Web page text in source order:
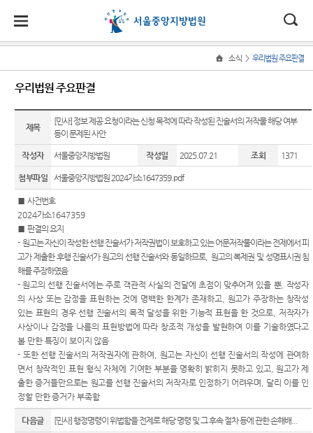
법원
소개
법원장
인사말
연혁
조직 및
전화번
호
재판개
정 및 법
정안내
관할구
역
등기국/
소
청사안
내
찾아오
시는 길
소식
새소식
우리법
원 주요
판결
법원 게
시판
사이버
홍보관
E-mail
Club
특검 관
련 재판
영상
민원
민원안
내
법률상
담안내
자주묻
는질문
유관기
관안내
장애인·
외국인
등 지원
을
위한 우
선지원
센터
(종합민
원지원
센터 상
담예약)
영상재
정보
지식재
산 전문
재판부
IP
Chambers
민생전
담재판
부
사건검
색
판결서
사본 제
공신청
판결서
인터넷
열람
각급법
소통
법원에
바란다
부조리
신고센
터
법원견
학
생생 법
원체험
기
증인지
원관 제
도
정보공
개
온라인
방청 신
청
소식 > 우리법원 주요판결
우리법원 주요판결
제목
[민사] 정보 제공 요청이라는 신청 목적에 따라 작성된 진술서의 저작물 해당 여부
등이 문제된 사안
작성자 서울중앙지방법원 작성일 2025.07.21 조회 1371
첨부파일 서울중앙지방법원 2024가소1647359.pdf
■사건번호
2024가소1647359
■판결의 요지
-원고는 자신이 작성한 선행 진술서가 저작권법이 보호하고 있는 어문저작물이라는 전제에서 피
고가 제출한 후행 진술서가 원고의 선행 진술서와 동일하므로, 원고의 복제권 및 성명표시권 침
해를 주장하였음
-원고의 선행 진술서에는 주로 객관적 사실의 전달에 초점이 맞추어져 있을 뿐, 작성자
의 사상 또는 감정을 표현하는 것에 명백한 한계가 존재하고, 원고가 주장하는 창작성
있는 표현의 경우 선행 진술서의 목적 달성을 위한 기능적 표현을 한 것으로 저작자가
사상이나 감정을 나름의 표현방법에 따라 창조적 개성을 발현하여 이를 기술하였다고
볼 만한 특징이 보이지 않음
- 또한 선행 진술서의 저작권자에 관하여
원고는 자신이 선행 진술서의 작성에 관여하
면서 창작적인 표현 형식 자체에 기여한 부분을 명확히 밝히지 못하고 있고,원고가 제
출한 증거들만으로는 원고를 선행 진술서의 저작자로 인정하기 어려우며
달리 이를 인
정할 만한 증거가 부족함
다음글 [민사] 행정명령이 위법함을 전제로 해당 명령 및 그 후속 절차 등에 관한 손해배...
원
정
보
소
통